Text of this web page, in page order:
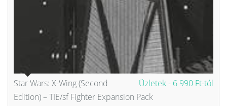
Üzletek - 6 990 Ft-tól
Star Wars: X-Wing (Second
Edition) – TIE/sf Fighter Expansion Pack